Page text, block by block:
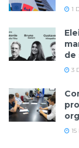
1
de
3